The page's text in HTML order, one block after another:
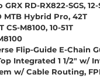
RD-RX822-SGS, 12-
Hybrid Pro, 42T
M8100, 10-51T
Flip-Guide E-Chain
Integrated 1 1/2" w/
w/ Cable Routing,